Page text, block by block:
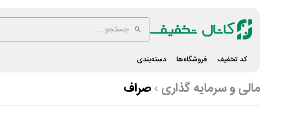
کد تخفیف فروشگاه‌ها دسته‌بندی
مالی و سرمایه گذاری صراف